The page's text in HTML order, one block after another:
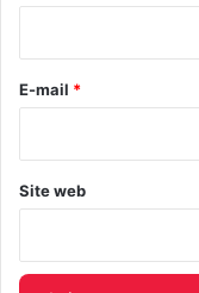
e
E-mail *
Site web